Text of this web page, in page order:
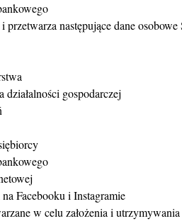
następujące dane osobowe
działalności gospodarczej
Facebooku i Instagramie
w celu założenia i